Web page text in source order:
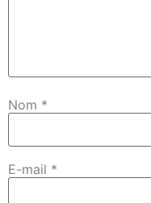
Nom *
E-mail *